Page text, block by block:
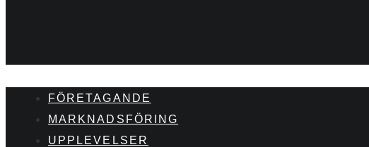
FÖRETAGANDE
MARKNADSFÖRING
UPPLEVELSER